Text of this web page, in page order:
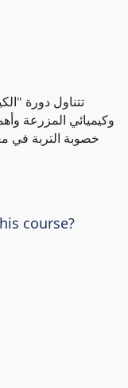
تتناول دورة
وكيميائي المزرعة
خصوبة التربة في
course?